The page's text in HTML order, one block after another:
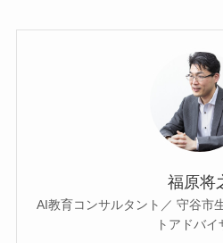
福原将
AI教育コンサルタント／ 守谷市
トアドバイ